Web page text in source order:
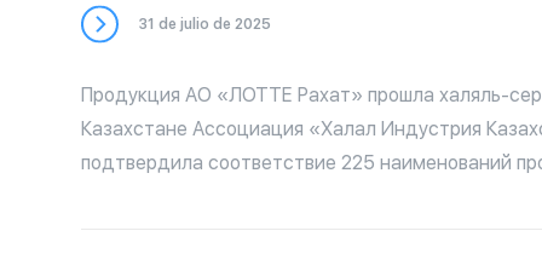
31 de julio de 2025
Продукция АО «ЛОТТЕ Рахат» прошла халяль-
Казахстане Ассоциация «Халал Индустрия Казахстана»
подтвердила соответствие 225 наименований